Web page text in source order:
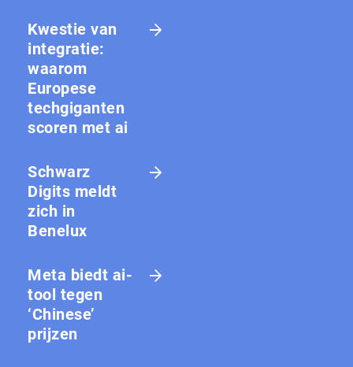
Kwestie van
integratie:
waarom
Europese
techgiganten
scoren met ai
Schwarz
Digits meldt
zich in
Benelux
Meta biedt ai-
tool tegen
‘Chinese’
prijzen